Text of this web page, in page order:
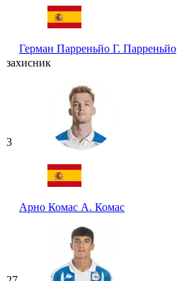
Герман Парреньйо Г. Парреньйо
захисник
3
Арно Комас А. Комас